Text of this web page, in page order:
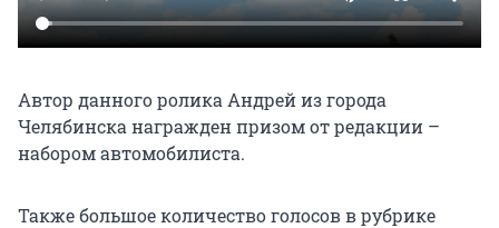
Автор данного ролика Андрей из города
Челябинска награжден призом от редакции –
набором автомобилиста.
Также большое количество голосов в рубрике